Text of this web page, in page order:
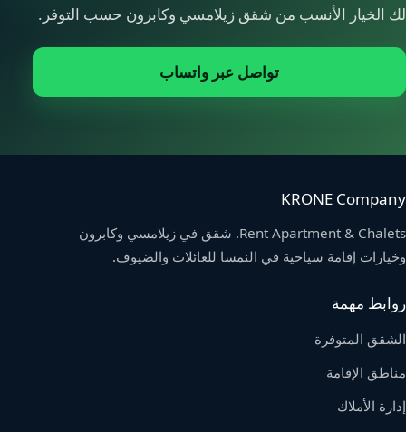
لك الخيار الأنسب من شقق زيلامسي وكابرون حسب التوفر.
تواصل عبر واتساب
KRONE Company
Rent Apartment & Chalets. شقق في زيلامسي وكابرون
وخيارات إقامة سياحية في النمسا للعائلات والضيوف.
روابط مهمة
الشقق المتوفرة
مناطق الإقامة
إدارة الأملاك